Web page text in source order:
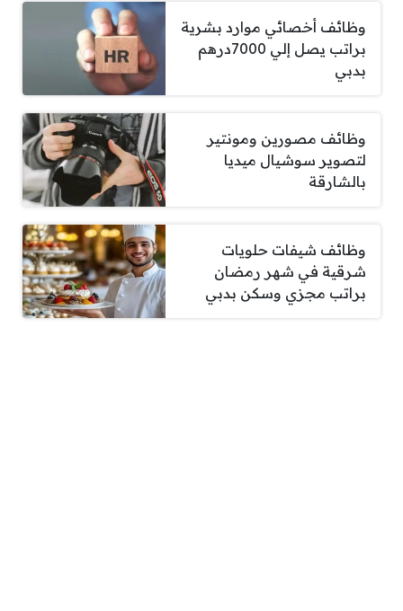
وظائف أخصائي موارد بشرية
براتب يصل إلي 7000درهم
بدبي
وظائف مصورين ومونتير
لتصوير سوشيال ميديا
بالشارقة
وظائف شيفات حلويات
شرقية في شهر رمضان
براتب مجزي وسكن بدبي